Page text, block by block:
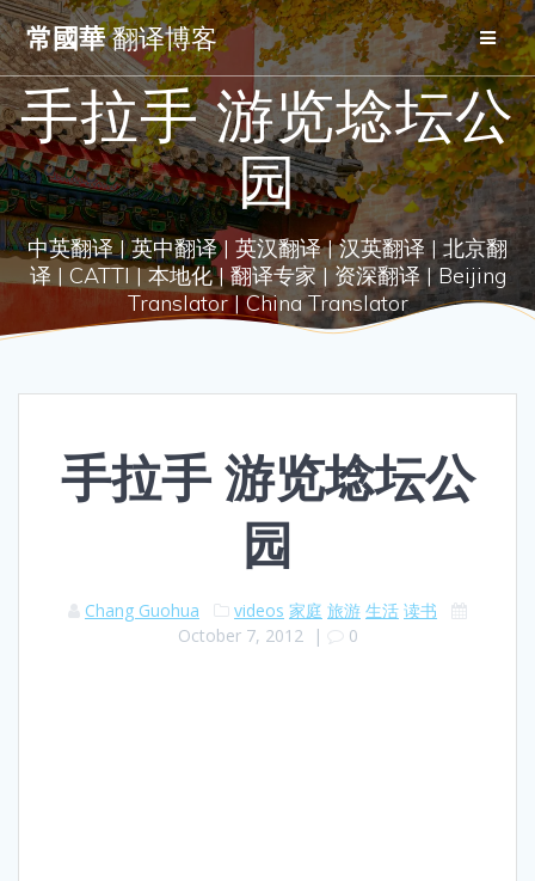
Skip
to
content
常國華翻译博客
手拉手 游览埝坛公
园
中英翻译 | 英中翻译 | 英汉翻译 | 汉英翻译 | 北京翻
译 | CATTI | 本地化 | 翻译专家 | 资深翻译 | Beijing
Translator | China Translator
手拉手 游览埝坛公
园
Chang Guohua videos 家庭 旅游 生活 读书
October 7, 2012| 0